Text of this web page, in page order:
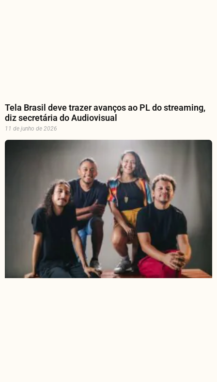
Tela Brasil deve trazer avanços ao PL do streaming,
diz secretária do Audiovisual
11 de junho de 2026